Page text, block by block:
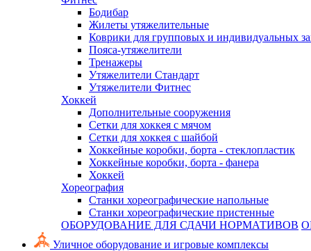
Бодибар
Жилеты утяжелительные
Коврики для групповых и индивидуальных
Пояса-утяжелители
Тренажеры
Утяжелители Стандарт
Утяжелители Фитнес
Хоккей
Дополнительные сооружения
Сетки для хоккея с мячом
Сетки для хоккея с шайбой
Хоккейные коробки, борта - стеклопластик
Хоккейные коробки, борта - фанера
Хоккей
Хореография
Станки хореографические напольные
Станки хореографические пристенные
ОБОРУДОВАНИЕ ДЛЯ СДАЧИ НОРМАТИВОВ
Уличное оборудование и игровые комплексы